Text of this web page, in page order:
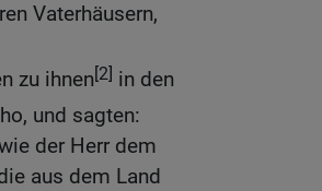
Vaterhäusern,
zu ihnen[2] in den
und sagten:
der Herr dem
aus dem Land